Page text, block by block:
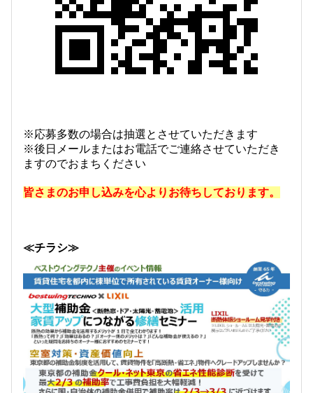
※応募多数の場合は抽選とさせていただきます
※後日メールまたはお電話でご連絡させていただき
ますのでおまちください
皆さまのお申し込みを心よりお待ちしております。
≪チラシ≫